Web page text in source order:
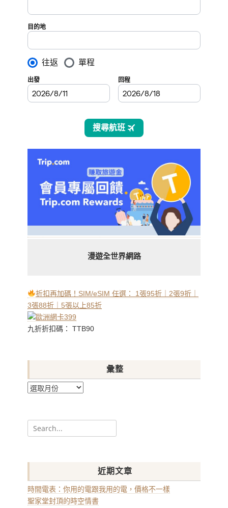
漫遊全世界網路
折扣再加碼！SIM/eSIM 任選： 1張95折｜2張9折｜
3張88折｜5張以上85折
九折折扣碼： TTB90
彙整
彙
Search
for:
近期文章
時間電表：你用的電跟我用的電，價格不一樣
聖家堂封頂的時空情書